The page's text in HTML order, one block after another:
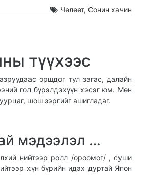
Чөлөөт, Сонин хачин
түүхээс
оршдог тул загас, далайн
гол бүрэлдэхүүн хэсэг юм. Мөн
шош зэргийг ашигладаг.
мэдээлэл …
нийтээр ролл /ороомог/ , суши
хүн бүрийн идэх дуртай Япон